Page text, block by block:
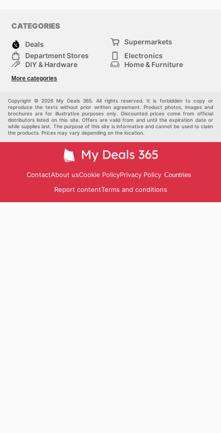
CATEGORIES
Deals
Supermarkets
Department Stores
Electronics
DIY & Hardware
Home & Furniture
Sports
More categories
Copyright © 2026 My Deals 365. All rights reserved. It is forbidden to copy or
reproduce the texts without prior written agreement. Product photos, images and
brochures are for illustrative purposes only. Discounted prices come from official
distributors listed on this site. Offers are valid from and until the expiration date or
while supplies last. The purpose of this site is informative and cannot be used to claim
the products. Prices may vary depending on the location.
ContactAbout usCookie PolicyPrivacy Policy Countries
Report contentTerms and conditions